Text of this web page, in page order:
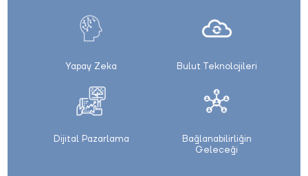
Yapay Zeka Bulut Teknolojileri
Dijital Pazarlama
Bağlanabilirliğin
Geleceği